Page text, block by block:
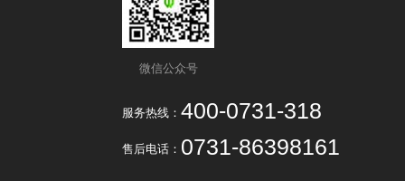
微信公众号
服务热线： 400-0731-318
售后电话： 0731-86398161